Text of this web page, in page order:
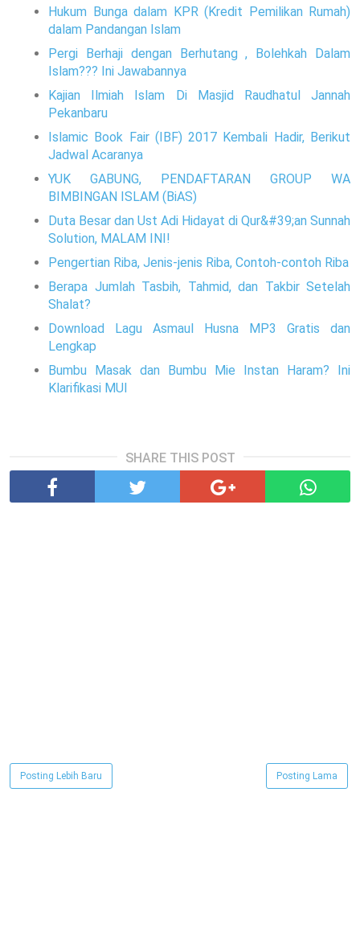
Hukum Bunga dalam KPR (Kredit Pemilikan Rumah)
dalam Pandangan Islam
Pergi Berhaji dengan Berhutang , Bolehkah Dalam
Islam??? Ini Jawabannya
Kajian Ilmiah Islam Di Masjid Raudhatul Jannah
Pekanbaru
Islamic Book Fair (IBF) 2017 Kembali Hadir, Berikut
Jadwal Acaranya
YUK GABUNG, PENDAFTARAN GROUP WA
BIMBINGAN ISLAM (BiAS)
Duta Besar dan Ust Adi Hidayat di Qur&#39;an Sunnah
Solution, MALAM INI!
Pengertian Riba, Jenis-jenis Riba, Contoh-contoh Riba
Berapa Jumlah Tasbih, Tahmid, dan Takbir Setelah
Shalat?
Download Lagu Asmaul Husna MP3 Gratis dan
Lengkap
Bumbu Masak dan Bumbu Mie Instan Haram? Ini
Klarifikasi MUI
SHARE THIS POST
Posting Lebih Baru Posting Lama